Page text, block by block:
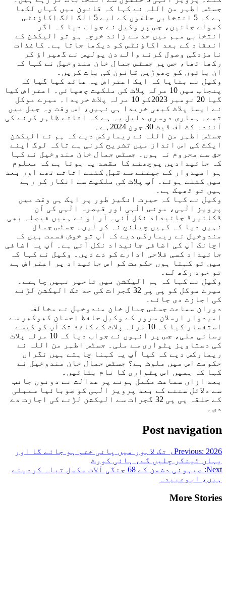
جسٹس اطہر من اللہ نے کہا کہ قانون میں کہاں لکھا
ہے کہ 5 انتخابی حلقوں کے لیے 5 الگ الگ اکاؤنٹس
کھولے جائیں، جس پر وکیل نے جواب دیا کہ اگر
انتخابی مہم میں حد سے زائد خرچہ ہو تو الیکشن کے
انعقاد کے بعد اکاؤنٹس کو دیکھا جاتا ہے۔ کاغذات
نامزدگی وصول کرنے والے دن پولیس نے گھیراؤ کر
رکھا تھا، جس پر جسٹس جمال خان مندوخیل نے کہا کہ
ان باتوں کو چھوڑیں قانون کی بات کریں۔
وکیل نے بتایا کہ ایک اعتراض یہ عائد کیا گیا کہ
پنجاب میں 10 مرلہ پلاٹ کی ملکیت چھپائی۔ اعتراض کیا
گیا 20 نومبر 2023کو 10 مرلہ پلاٹ خریدا۔ میرے موکل
نے ایسا پلاٹ کبھی خریدا ہی نہیں، اس وقت وہ جیل میں
تھے۔ ہماری دوسری دلیل یہ ہے کہ اثاثے ظاہر کرنے کی
آئندہ کٹ آف ڈیٹ 30 جون 2024ہے۔
جسٹس اطہر من اللہ نے ریمارکس دیے کہ ہم نے الیکشن
ایکٹ کی اس انداز میں تشریح کرنی ہے تاکہ لوگ اپنے
حق سے محروم نہ ہوں۔ جسٹس جمال خان مندوخیل نے کہا
کہ جائیدادیں پوچھنے کا مقصد یہ ہوتا ہے کہ معلوم
ہو امیدوار کے جیتنے سے قبل کتنے اثاثے تھے اور بعد
میں کتنے ہوئے۔ آپ پلاٹ کی ملکیت سے انکار کر رہے
ہیں تو ٹھیک ہے۔
وکیل نے کہا کہ حیرت انگیز طور پر ایک ہی وقت میں
پرویز الٰہی، مونس الٰہی اور قیصرہ الٰہی کی اَن
ڈکلئیرڈ جائیداد نکل آئی۔ آر او نے ہمیں فیصلہ بھی
نہیں دیا کہ کہیں چیلنج نہ کر لیں۔ جسٹس جمال
مندوخیل نے ریمارکس دیے کہ آپ تو خوش قسمت ہیں کہ
اچانک آپ کی اضافی جائیداد نکل آئی ہے۔ آپ یہ اضافی
جائیداد کسی فلاحی ادارے کو دے دیں۔ وکیل نے کہا کہ
میں تو کہتا ہوں حکومت کو اس جائیداد پر اعتراض ہے
تو خود رکھ لے۔
وکیل نے کہا کہ ہم الیکشن میں تاخیر نہیں چاہتے۔
میرے موکل کو پی پی 32 گجرات کی حد تک الیکشن لڑنے
کی اجازت دی جائے۔
دوران سماعت جسٹس جمال خان مندوخیل نے مخالف
امیدوار ارسلان سرور کے وکیل حافظ احسان کھوکھر سے
استفسار کیا کہ 10 مرلہ پلاٹ کے کاغذ تک آپ کو کیسے
رسائی ملی، جس پر انہوں نے جواب دیا کہ 10 مرلہ پلاٹ
کی دستاویز پٹواری سے ملی۔ جسٹس اطہر من اللہ نے
ریمارکس دیے کہ کیا آپ یہ کہنا چاہتے ہیں نگراں
حکومت اس میں ملوث ہے؟ جسٹس جمال خان مندوخیل نے
کہا کہ ہمیں اس پٹواری کا نام بتائیں۔
بعد ازاں سماعت مکمل ہونے پر عدالت نے دونوں جانب
سے دلائل سننے کے بعد پرویز الٰہی کو صوبائیا سمبلی
کے حلقہ پی پی 32 گجرات سے الیکشن لڑنے کی اجازت دے
دی۔
Post navigation
Previous: 2026ء تک لاہور میں پانی ختم ہو جائے گا اور
یہاں ٹینکر چلیں گے، ہائی کورٹ
Next:
صیہونی دشمن کے 68 جنگی آلات مکمل تباہ کردیئے
ہیں، ابوعبیدہ
More Stories